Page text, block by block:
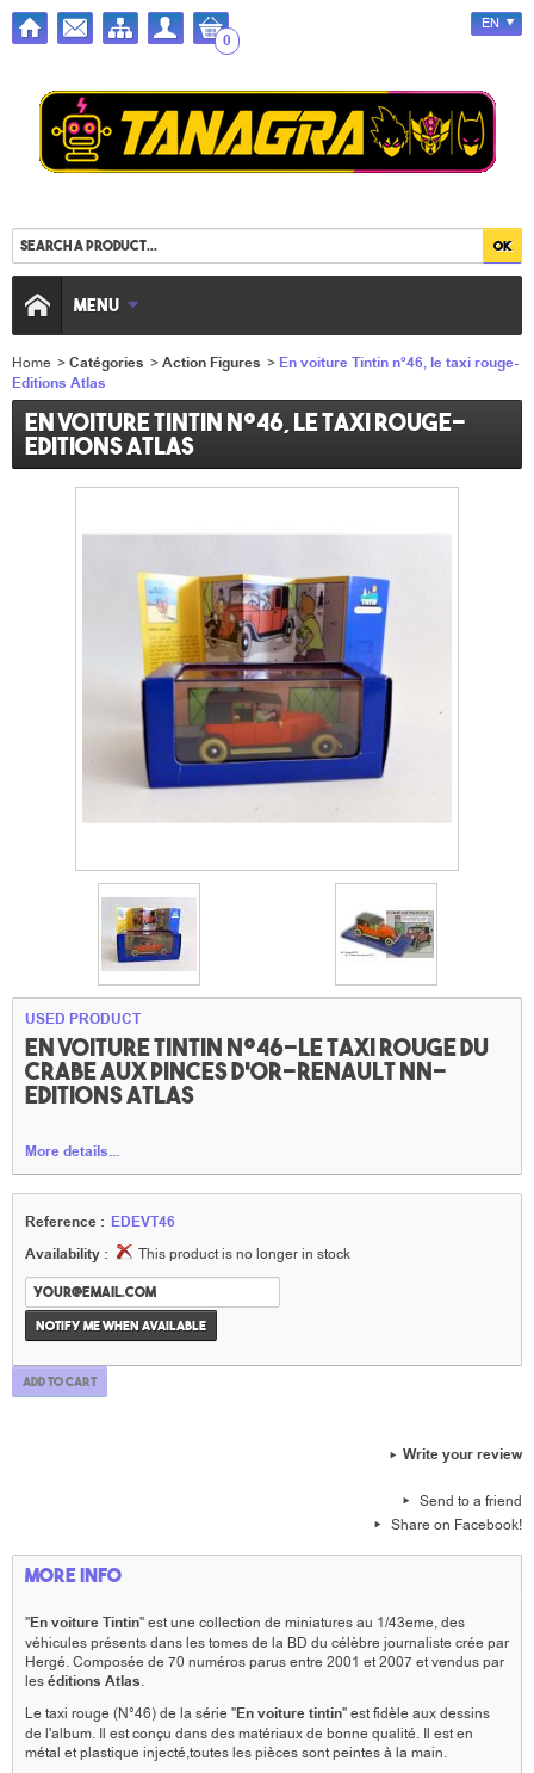
0
EN
MENU
Home >Catégories >Action Figures > En voiture Tintin n°46, le taxi rouge-
Editions Atlas
En voiture Tintin n°46, le taxi rouge-
Editions Atlas
USED PRODUCT
En voiture Tintin n°46-Le taxi rouge du
crabe aux pinces d'or-Renault NN-
Editions Atlas
More details...
Reference : EDEVT46
Availability :
This product is no longer in stock
Notify me when available
Add to cart
Write your review
Send to a friend
Share on Facebook!
More info
"En voitureTintin"est une collection de miniatures au 1/43eme, des
véhicules présents dans les tomes de la BD du célèbre journaliste crée par
Hergé. Composée de 70 numéros parus entre 2001 et 2007 et vendus par
leséditions Atlas.
Le taxi rouge (N°46) de la série "En voiture tintin" est fidèle aux dessins
de l'album. Il est conçu dans des matériaux de bonne qualité. Il est en
métal et plastique injecté,toutes les pièces sont peintes à la main.